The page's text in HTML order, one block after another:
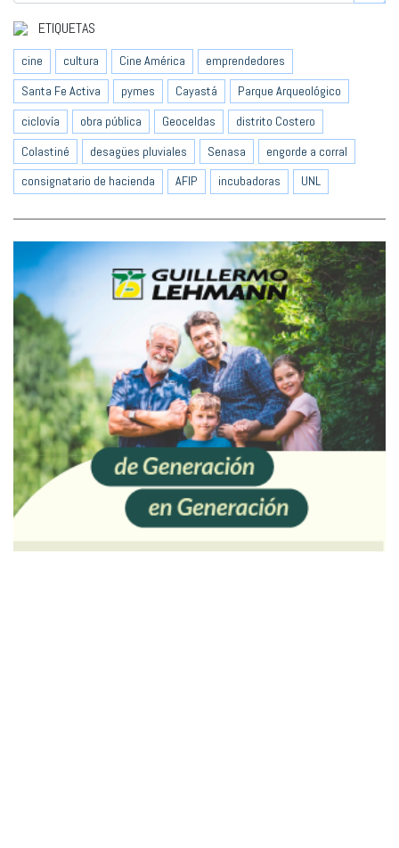
ETIQUETAS
cine cultura Cine América
emprendedores
Santa Fe Activa
pymes Cayastá
Parque Arqueológico
ciclovía
obra pública Geoceldas
distrito Costero
Colastiné
desagües pluviales Senasa
engorde a corral
consignatario de hacienda
AFIP incubadoras UNL